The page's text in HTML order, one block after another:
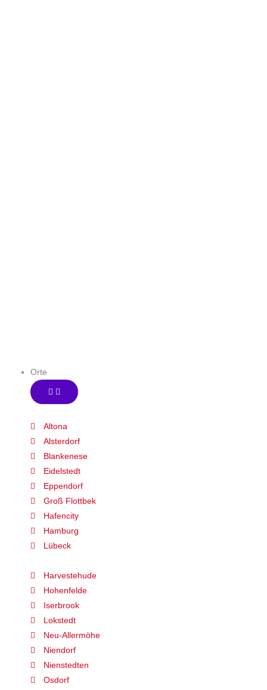
Orte
Altona
Alsterdorf
Blankenese
Eidelstedt
Eppendorf
Groß Flottbek
Hafencity
Hamburg
Lübeck
Harvestehude
Hohenfelde
Iserbrook
Lokstedt
Neu-Allermöhe
Niendorf
Nienstedten
Osdorf